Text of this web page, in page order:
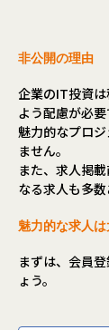
非公開の理由
企業のIT投資
よう配慮が必要
魅力的なプロ
ません。
また、求人掲
なる求人も多数
魅力的な求人
まずは、会員
ょう。